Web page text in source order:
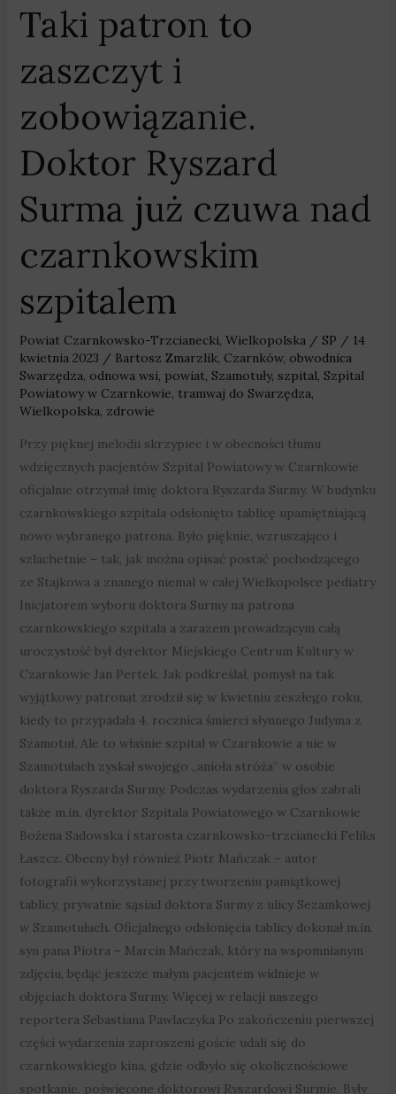
Taki patron to
zaszczyt i
zobowiązanie.
Doktor Ryszard
Surma już czuwa nad
czarnkowskim
szpitalem
Powiat Czarnkowsko-Trzcianecki, Wielkopolska/ SP / 14
kwietnia 2023 / Bartosz Zmarzlik, Czarnków, obwodnica
Swarzędza, odnowa wsi, powiat, Szamotuły, szpital, Szpital
Powiatowy w Czarnkowie, tramwaj do Swarzędza,
Wielkopolska, zdrowie
Przy pięknej melodii skrzypiec i w obecności tłumu
wdzięcznych pacjentów Szpital Powiatowy w Czarnkowie
oficjalnie otrzymał imię doktora Ryszarda Surmy. W budynku
czarnkowskiego szpitala odsłonięto tablicę upamiętniającą
nowo wybranego patrona. Było pięknie, wzruszająco i
szlachetnie – tak, jak można opisać postać pochodzącego
ze Stajkowa a znanego niemal w całej Wielkopolsce pediatry
Inicjatorem wyboru doktora Surmy na patrona
czarnkowskiego szpitala a zarazem prowadzącym całą
uroczystość był dyrektor Miejskiego Centrum Kultury w
Czarnkowie Jan Pertek. Jak podkreślał, pomysł na tak
wyjątkowy patronat zrodził się w kwietniu zeszłego roku,
kiedy to przypadała 4. rocznica śmierci słynnego Judyma z
Szamotuł. Ale to właśnie szpital w Czarnkowie a nie w
Szamotułach zyskał swojego „anioła stróża” w osobie
doktora Ryszarda Surmy. Podczas wydarzenia głos zabrali
także m.in. dyrektor Szpitala Powiatowego w Czarnkowie
Bożena Sadowska i starosta czarnkowsko-trzcianecki Feliks
Łaszcz. Obecny był również Piotr Mańczak – autor
fotografii wykorzystanej przy tworzeniu pamiątkowej
tablicy, prywatnie sąsiad doktora Surmy z ulicy Sezamkowej
w Szamotułach. Oficjalnego odsłonięcia tablicy dokonał m.in.
syn pana Piotra – Marcin Mańczak, który na wspomnianym
zdjęciu, będąc jeszcze małym pacjentem widnieje w
objęciach doktora Surmy. Więcej w relacji naszego
reportera Sebastiana Pawlaczyka Po zakończeniu pierwszej
części wydarzenia zaproszeni goście udali się do
czarnkowskiego kina, gdzie odbyło się okolicznościowe
spotkanie, poświęcone doktorowi Ryszardowi Surmie. Były
czarnkowskim